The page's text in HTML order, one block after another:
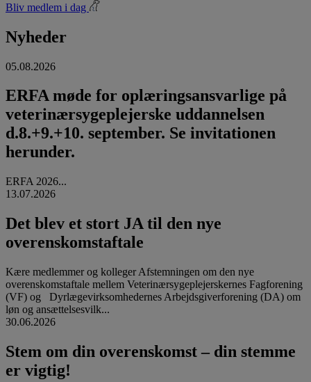
Bliv medlem i dag
Nyheder
05.08.2026
ERFA møde for oplæringsansvarlige på
veterinærsygeplejerske uddannelsen
d.8.+9.+10. september. Se invitationen
herunder.
ERFA 2026...
13.07.2026
Det blev et stort JA til den nye
overenskomstaftale
Kære medlemmer og kolleger Afstemningen om den nye
overenskomstaftale mellem Veterinærsygeplejerskernes Fagforening
(VF) og Dyrlægevirksomhedernes Arbejdsgiverforening (DA) om
løn og ansættelsesvilk...
30.06.2026
Stem om din overenskomst – din stemme
er vigtig!